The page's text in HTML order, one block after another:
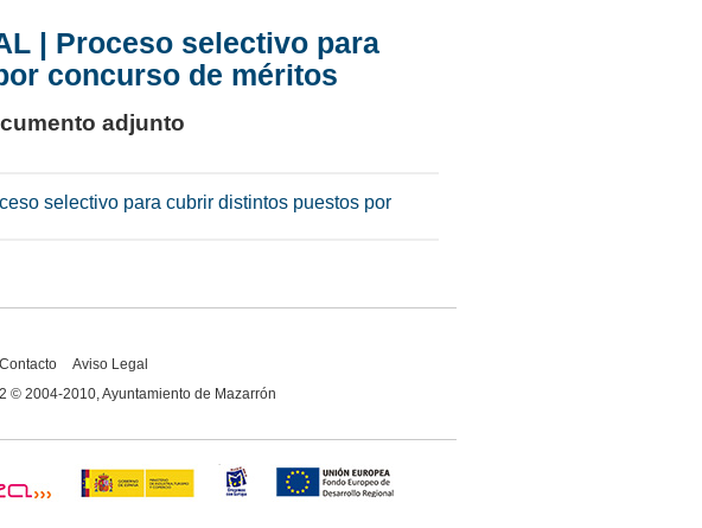
| Proceso selectivo para
concurso de méritos
adjunto
selectivo para cubrir distintos puestos por
Contacto
Aviso Legal
© 2004-2010, Ayuntamiento de Mazarrón